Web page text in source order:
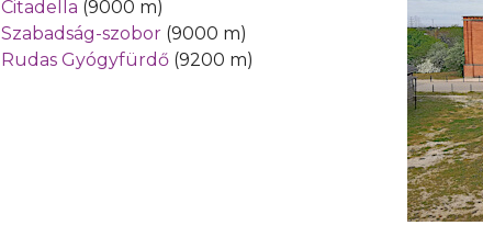
Citadella (9000 m)
Szabadság-szobor (9000 m)
Rudas Gyógyfürdő (9200 m)